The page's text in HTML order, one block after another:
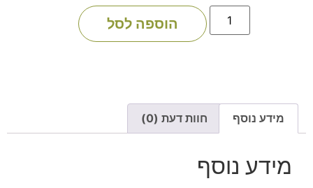
הוספה לסל
מידע נוסף חוות דעת (0)
מידע נוסף